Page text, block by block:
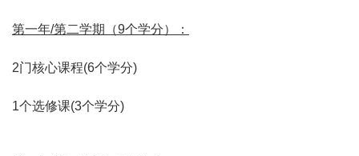
第一年/第二学期（9个学分）：
2门核心课程(6个学分)
1个选修课(3个学分)